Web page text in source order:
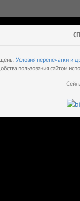
Условия перепечатки и
пользования сайтом